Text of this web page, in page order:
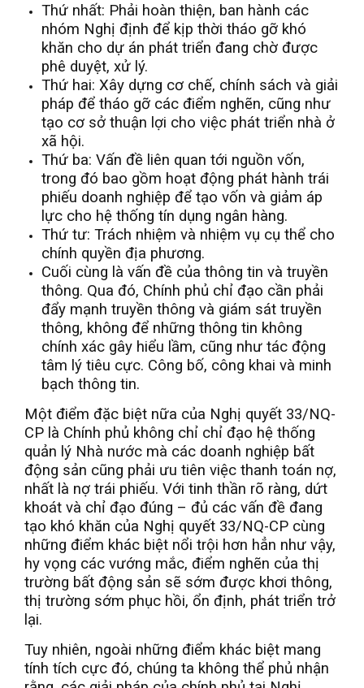
Thứ nhất: Phải hoàn thiện, ban hành các
nhóm Nghị định để kịp thời tháo gỡ khó
khăn cho dự án phát triển đang chờ được
phê duyệt, xử lý.
Thứ hai: Xây dựng cơ chế, chính sách và giải
pháp để tháo gỡ các điểm nghẽn, cũng như
tạo cơ sở thuận lợi cho việc phát triển nhà ở
xã hội.
Thứ ba: Vấn đề liên quan tới nguồn vốn,
trong đó bao gồm hoạt động phát hành trái
phiếu doanh nghiệp để tạo vốn và giảm áp
lực cho hệ thống tín dụng ngân hàng.
Thứ tư: Trách nhiệm và nhiệm vụ cụ thể cho
chính quyền địa phương.
Cuối cùng là vấn đề của thông tin và truyền
thông. Qua đó, Chính phủ chỉ đạo cần phải
đẩy mạnh truyền thông và giám sát truyền
thông, không để những thông tin không
chính xác gây hiểu lầm, cũng như tác động
tâm lý tiêu cực. Công bố, công khai và minh
bạch thông tin.
Một điểm đặc biệt nữa của Nghị quyết 33/NQ-
CP là Chính phủ không chỉ chỉ đạo hệ thống
quản lý Nhà nước mà các doanh nghiệp bất
động sản cũng phải ưu tiên việc thanh toán nợ,
nhất là nợ trái phiếu. Với tinh thần rõ ràng, dứt
khoát và chỉ đạo đúng – đủ các vấn đề đang
tạo khó khăn của Nghị quyết 33/NQ-CP cùng
những điểm khác biệt nổi trội hơn hẳn như vậy,
hy vọng các vướng mắc, điểm nghẽn của thị
trường bất động sản sẽ sớm được khơi thông,
thị trường sớm phục hồi, ổn định, phát triển trở
lại.
Tuy nhiên, ngoài những điểm khác biệt mang
tính tích cực đó, chúng ta không thể phủ nhận